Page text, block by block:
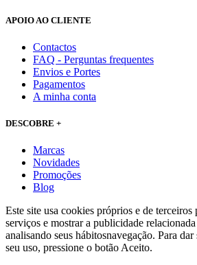
APOIO AO CLIENTE
Contactos
FAQ - Perguntas frequentes
Envios e Portes
Pagamentos
A minha conta
DESCOBRE +
Marcas
Novidades
Promoções
Blog
Este site usa cookies próprios e de terceiros
serviços e mostrar a publicidade relacionada
analisando seus hábitosnavegação. Para
seu uso, pressione o botão Aceito.